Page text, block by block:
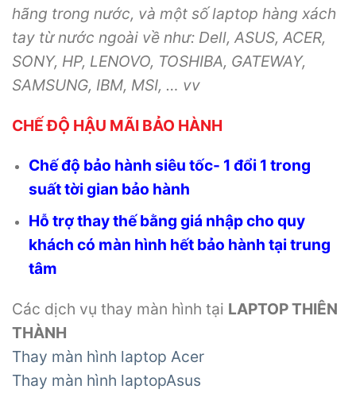
hãng trong nước, và một số laptop hàng xách
tay từ nước ngoài về như: Dell, ASUS, ACER,
SONY, HP, LENOVO, TOSHIBA, GATEWAY,
SAMSUNG, IBM, MSI, … vv
CHẾ ĐỘ HẬU MÃI BẢO HÀNH
Chế độ bảo hành siêu tốc- 1 đổi 1 trong
suất tời gian bảo hành
Hỗ trợ thay thế bằng giá nhập cho quy
khách có màn hình hết bảo hành tại trung
tâm
Các dịch vụ thay màn hình tại LAPTOP THIÊN
THÀNH
Thay màn hình laptop Acer
Thay màn hình laptopAsus